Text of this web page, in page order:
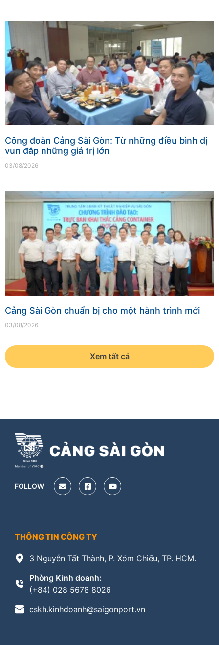
Công đoàn Cảng Sài Gòn: Từ những điều bình dị
vun đắp những giá trị lớn
03/08/2026
Cảng Sài Gòn chuẩn bị cho một hành trình mới
03/08/2026
Xem tất cả
FOLLOW
THÔNG TIN CÔNG TY
3 Nguyễn Tất Thành, P. Xóm Chiếu, TP. HCM.
Phòng Kinh doanh:
(+84) 028 5678 8026
cskh.kinhdoanh@saigonport.vn